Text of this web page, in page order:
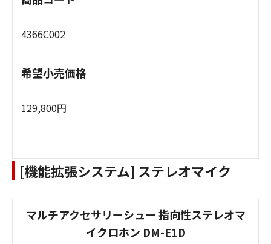
4366C002
希望小売価格
129,800円
[機能拡張システム] ステレオマイク
マルチアクセサリーシュー 指向性ステレオマ
イクロホン DM-E1D